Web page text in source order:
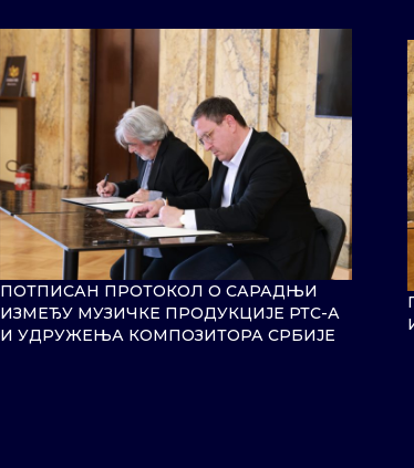
ПОТПИСАН ПРОТОКОЛ О САРАДЊИ
ИЗМЕЂУ МУЗИЧКЕ ПРОДУКЦИЈЕ РТС-А
И УДРУЖЕЊА КОМПОЗИТОРА СРБИЈЕ